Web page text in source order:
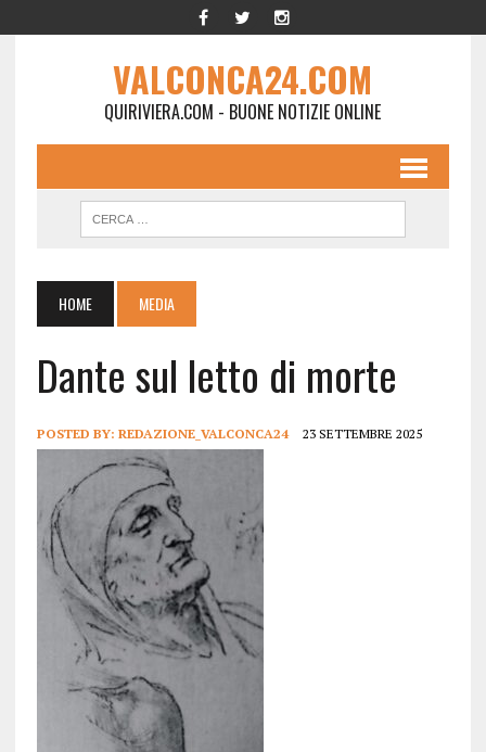
VALCONCA24.COM
QUIRIVIERA.COM - BUONE NOTIZIE ONLINE
HOME MEDIA
Dante sul letto di morte
POSTED BY: REDAZIONE_VALCONCA24 23 SETTEMBRE 2025